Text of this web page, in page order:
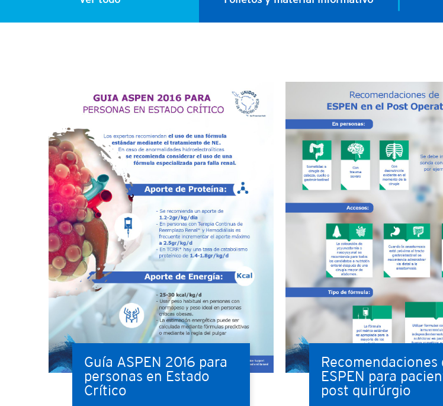
Guía ASPEN 2016 para
personas en Estado
Crítico
Recomendaciones
ESPEN para
post quirúrgio